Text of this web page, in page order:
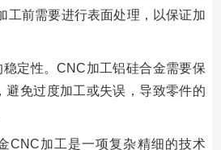
工前需要进行表面处理，以保证加
定性。CNC加工铝硅合金需要保
避免过度加工或失误，导致零件的
CNC加工是一项复杂精细的技术